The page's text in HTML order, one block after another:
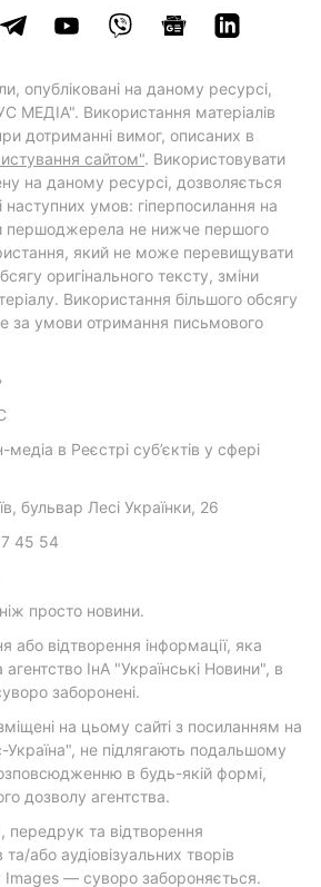
опубліковані на даному ресурсі,
МЕДІА". Використання матеріалів
дотриманні вимог, описаних в
сайтом". Використовувати
на даному ресурсі, дозволяється
умов: гіперпосилання на
першоджерела не нижче першого
який не може перевищувати
оригінального тексту, зміни
Використання більшого обсягу
за умови отримання письмового
медіа в Реєстрі суб’єктів у сфері
бульвар Лесі Українки, 26
45 54
просто новини.
або відтворення інформації, яка
ІнА "Українські Новини", в
заборонені.
на цьому сайті з посиланням на
Україна", не підлягають подальшому
в будь-якій формі,
дозволу агентства.
передрук та відтворення
або аудіовізуальних творів
Images — суворо забороняється.